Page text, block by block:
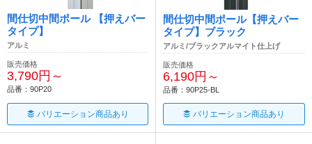
間仕切中間ポール 【押えバー
タイプ】
アルミ
販売価格
3,790円～
品番：90P20
バリエーション商品あり
間仕切中間ポール【押えバー
タイプ】ブラック
アルミ/ブラックアルマイト仕上げ
販売価格
6,190円～
品番：90P25-BL
バリエーション商品あり